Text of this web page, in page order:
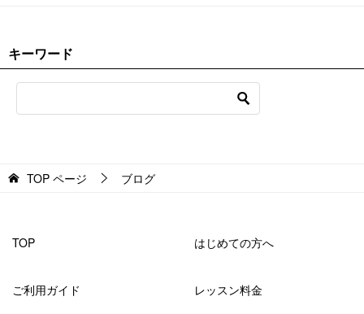
キーワード
TOP ページ ブログ
TOP はじめての方へ
ご利用ガイド レッスン料金